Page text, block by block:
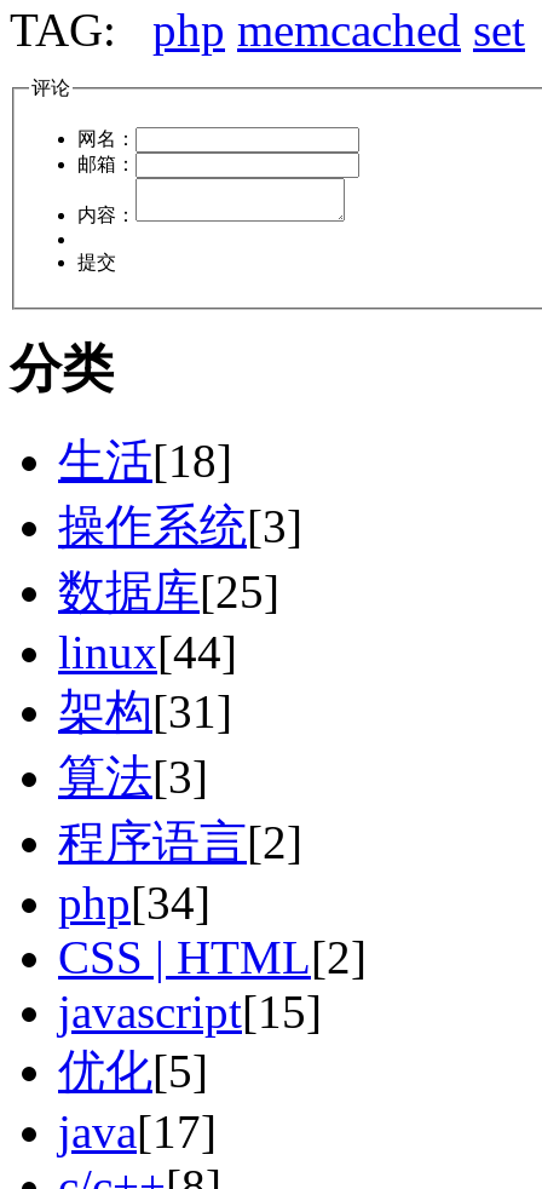
TAG: php memcached set
评论
网名：
邮箱：
内容：
提交
分类
生活[18]
操作系统[3]
数据库[25]
linux[44]
架构[31]
算法[3]
程序语言[2]
php[34]
CSS | HTML[2]
javascript[15]
优化[5]
java[17]